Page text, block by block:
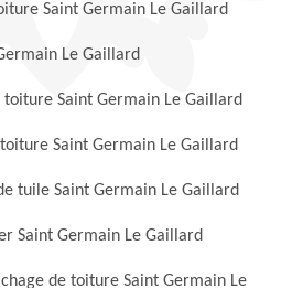
Saint Germain Le Gaillard
Le Gaillard
Saint Germain Le Gaillard
Saint Germain Le Gaillard
tuile Saint Germain Le Gaillard
Saint Germain Le Gaillard
de toiture Saint Germain Le